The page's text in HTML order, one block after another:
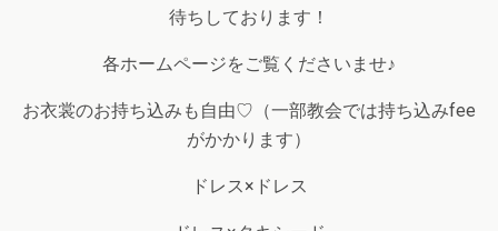
待ちしております！
各ホームページをご覧くださいませ♪
お衣裳のお持ち込みも自由♡（一部教会では持ち込みfee
がかかります）
ドレス×ドレス